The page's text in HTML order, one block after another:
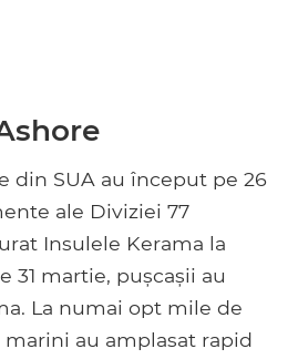
din SUA au început pe 26
ale Diviziei 77
Insulele Kerama la
31 martie, pușcașii au
La numai opt mile de
marini au amplasat rapid